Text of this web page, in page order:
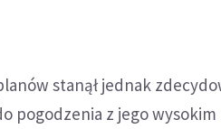
stanął jednak
pogodzenia z jego